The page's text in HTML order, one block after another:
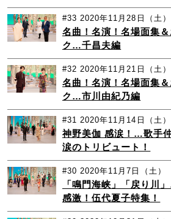
#33 2020年11月28日（土）
名曲！名演！名場面集
ク…千昌夫編
#32 2020年11月21日（土）
名曲！名演！名場面集
ク…市川由紀乃編
#31 2020年11月14日（土）
神野美伽 感涙！…歌手
涙のトリビュート！
#30 2020年11月7日（土）
「鳴門海峡」「戻り川
感激！伍代夏子特集！